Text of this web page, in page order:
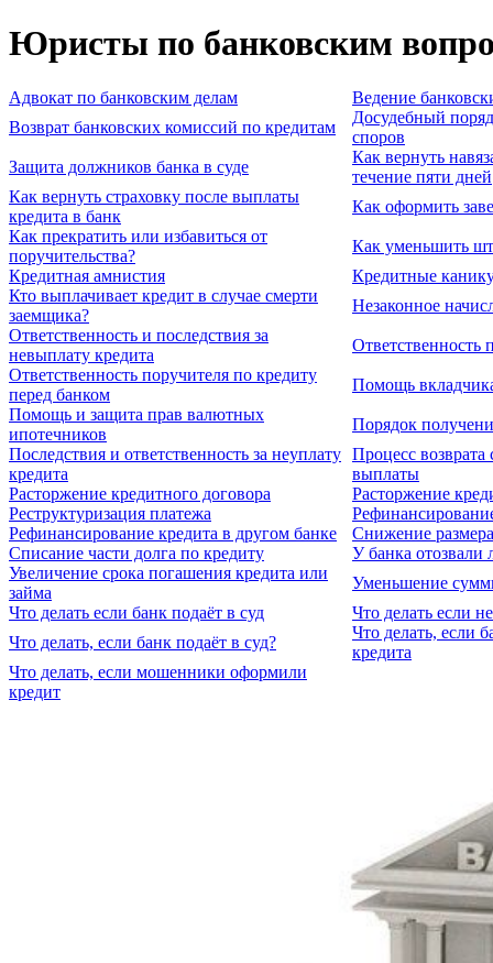
Юристы по банковским
Адвокат по банковским делам
Ведение
Возврат банковских комиссий по кредитам
Досудебный
споров
Защита должников банка в суде
Как вернуть
течение пяти дней
Как вернуть страховку после выплаты
кредита в банк
Как оформить
Как прекратить или избавиться от
поручительства?
Как уменьшить
Кредитная амнистия
Кредитные
Кто выплачивает кредит в случае смерти
заемщика?
Незаконное
Ответственность и последствия за
невыплату кредита
Ответственность
Ответственность поручителя по кредиту
перед банком
Помощь
Помощь и защита прав валютных
ипотечников
Порядок
Последствия и ответственность за неуплату
кредита
Процесс возврата
выплаты
Расторжение кредитного договора
Расторжение
Реструктуризация платежа
Рефинансирование кредита в другом банке
Снижение
Списание части долга по кредиту
У банка отозвали
Увеличение срока погашения кредита или
займа
Уменьшение
Что делать если банк подаёт в суд
Что делать если
Что делать, если банк подаёт в суд?
Что делать, если
кредита
Что делать, если мошенники оформили
кредит